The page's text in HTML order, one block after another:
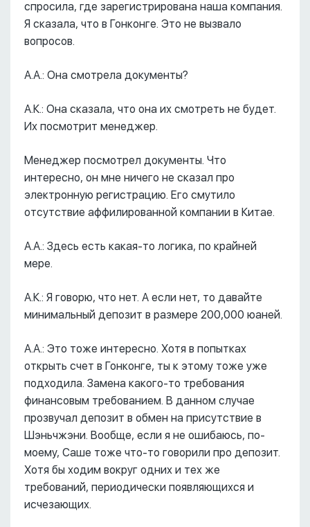
спросила, где зарегистрирована наша компания.
Я сказала, что в Гонконге. Это не вызвало
вопросов.
А.А.: Она смотрела документы?
А.К.: Она сказала, что она их смотреть не будет.
Их посмотрит менеджер.
Менеджер посмотрел документы. Что
интересно, он мне ничего не сказал про
электронную регистрацию. Его смутило
отсутствие аффилированной компании в Китае.
А.А.: Здесь есть какая-то логика, по крайней
мере.
А.К.: Я говорю, что нет. А если нет, то давайте
минимальный депозит в размере 200,000 юаней.
А.А.: Это тоже интересно. Хотя в попытках
открыть счет в Гонконге, ты к этому тоже уже
подходила. Замена какого-то требования
финансовым требованием. В данном случае
прозвучал депозит в обмен на присутствие в
Шэньчжэни. Вообще, если я не ошибаюсь, по-
моему, Саше тоже что-то говорили про депозит.
Хотя бы ходим вокруг одних и тех же
требований, периодически появляющихся и
исчезающих.